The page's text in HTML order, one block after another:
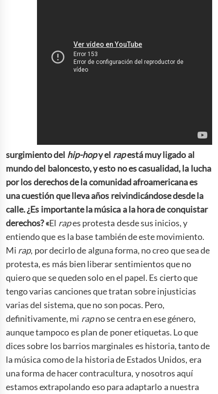
surgimiento del hip-hopy el rapestá muy ligado al
mundo del baloncesto, y esto no es casualidad, la lucha
por los derechos de la comunidad afroamericana es
una cuestión que lleva años reivindicándose desde la
calle. ¿Es importante la música a la hora de conquistar
derechos? «El rapes protesta desde sus inicios, y
entiendo que es la base también de este movimiento.
Mi rap, por decirlo de alguna forma, no creo que sea de
protesta, es más bien liberar sentimientos que no
quiero que se queden solo en el papel. Es cierto que
tengo varias canciones que tratan sobre injusticias
varias del sistema, que no son pocas. Pero,
definitivamente, mi rapno se centra en ese género,
aunque tampoco es plan de poner etiquetas. Lo que
dices sobre los barrios marginales es historia, tanto de
la música como de la historia de Estados Unidos, era
una forma de hacer contracultura, y nosotros aquí
estamos extrapolando eso para adaptarlo a nuestra